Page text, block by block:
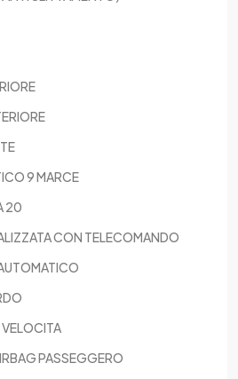
9 MARCE
20
CON TELECOMANDO
PASSEGGERO